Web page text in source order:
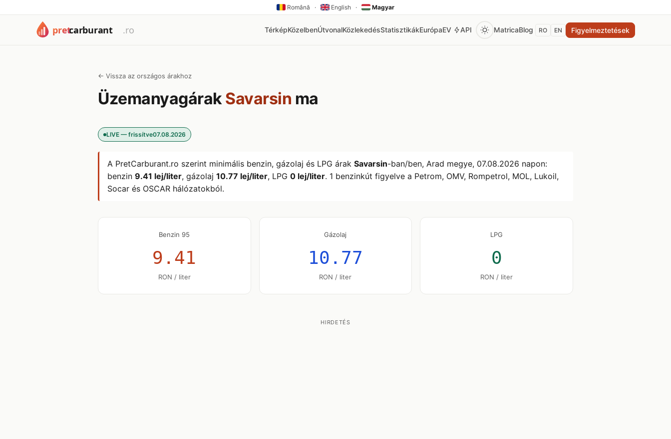
Română · English · Magyar
TérképKözelbenÚtvonalKözlekedésStatisztikákEurópaEV API MatricaBlog RO EN Figyelmeztetések
← Vissza az országos árakhoz
ÜzemanyagárakSavarsin ma
LIVE — frissítve07.08.2026
A PretCarburant.ro szerint minimális benzin, gázolaj és LPG árak Savarsin-ban/ben, Arad megye, 07.08.2026 napon:
benzin 9.41 lej/liter, gázolaj 10.77 lej/liter, LPG 0 lej/liter. 1 benzinkút figyelve a Petrom, OMV, Rompetrol, MOL, Lukoil,
Socar és OSCAR hálózatokból.
Benzin 95
9.41
RON / liter
Gázolaj
10.77
RON / liter
LPG
0
RON / liter
HIRDETÉS